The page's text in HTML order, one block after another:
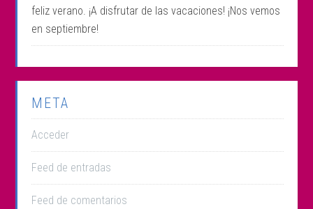
feliz verano. ¡A disfrutar de las vacaciones! ¡Nos vemos
en septiembre!
META
Acceder
Feed de entradas
Feed de comentarios